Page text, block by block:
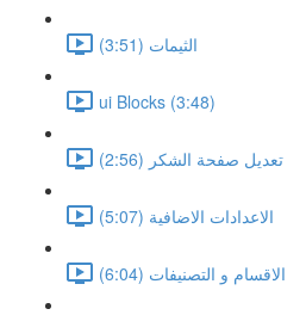
الثيمات (3:51)
ui Blocks (3:48)
تعديل صفحة الشكر (2:56)
الاعدادات الاضافية (5:07)
الاقسام و التصنيفات (6:04)